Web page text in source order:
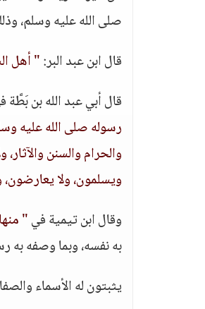
صلى الله عليه وسلم،
قال ابن عبد البر:" أهل
قال أبي عبد الله بن بَطَّة
رسوله صلى الله عليه
والحرام والسنن
ويسلمون، ولا
وقال ابن تيمية في"
به نفسه، وبما وصفه به
يثبتون له الأسماء